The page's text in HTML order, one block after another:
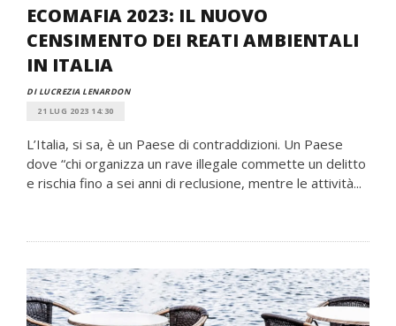
ECOMAFIA 2023: IL NUOVO
CENSIMENTO DEI REATI AMBIENTALI
IN ITALIA
DI LUCREZIA LENARDON
21 LUG 2023 14:30
L’Italia, si sa, è un Paese di contraddizioni. Un Paese
dove “chi organizza un rave illegale commette un delitto
e rischia fino a sei anni di reclusione, mentre le attività...